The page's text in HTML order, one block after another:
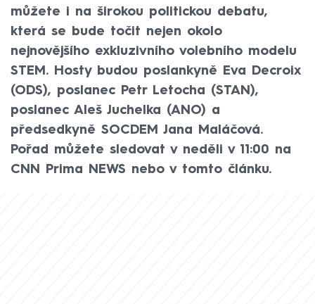
můžete i na širokou politickou debatu,
která se bude točit nejen okolo
nejnovějšího exkluzivního volebního modelu
STEM. Hosty budou poslankyně Eva Decroix
(ODS), poslanec Petr Letocha (STAN),
poslanec Aleš Juchelka (ANO) a
předsedkyně SOCDEM Jana Maláčová.
Pořad můžete sledovat v neděli v 11:00 na
CNN Prima NEWS nebo v tomto článku.